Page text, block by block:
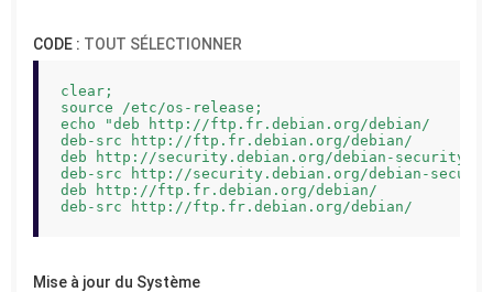
CODE : TOUT SÉLECTIONNER
clear;
source /etc/os-release;
echo "deb http://ftp.fr.debian.org/debian/
deb-src http://ftp.fr.debian.org/debian/
deb http://security.debian.org/debian-security
deb-src http://security.debian.org/debian-security
deb http://ftp.fr.debian.org/debian/
deb-src http://ftp.fr.debian.org/debian/
Mise à jour du Système